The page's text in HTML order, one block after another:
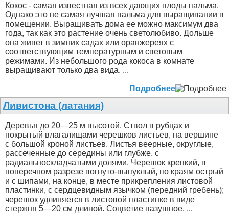
Кокос - самая известная из всех дающих плоды пальма.
Однако это не самая лучшая пальма для выращивании в
помещении. Выращивать дома ее можно максимум два
года, так как это растение очень светолюбиво. Дольше
она живет в зимних садах или оранжереях с
соответствующим температурным и световым
режимами. Из небольшого рода кокоса в комнате
выращивают только два вида. ...
Подробнее
Ливистона (латания)
Деревья до 20—25 м высотой. Ствол в рубцах и
покрытый влагалищами черешков листьев, на вершине
с большой кроной листьев. Листья веерные, округлые,
рассеченные до середины или глубже, с
радиальноскладчатыми долями. Черешок крепкий, в
поперечном разрезе вогнуто-выпуклый, по краям острый
и с шипами, на конце, в месте прикрепления листовой
пластинки, с сердцевидным язычком (передний гребень);
черешок удлиняется в листовой пластинке в виде
стержня 5—20 см длиной. Соцветие пазушное. ...